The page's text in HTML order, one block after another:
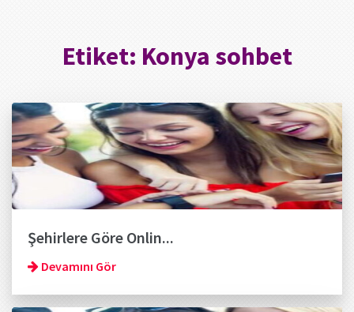
Etiket: Konya sohbet
Şehirlere Göre Onlin...
Devamını Gör